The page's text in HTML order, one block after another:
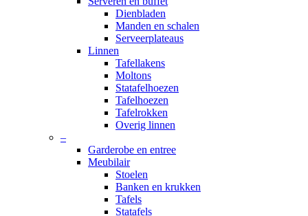
Dienbladen
Manden en schalen
Serveerplateaus
Linnen
Tafellakens
Moltons
Statafelhoezen
Tafelhoezen
Tafelrokken
Overig linnen
–
Garderobe en entree
Meubilair
Stoelen
Banken en krukken
Tafels
Statafels